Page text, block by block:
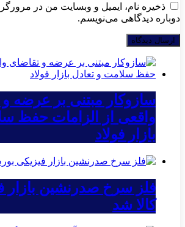
ذخیره نام، ایمیل و وبسایت من در
دوباره دیدگاهی می‌نویسم.
سازوکار مبتنی بر عرضه
واقعی از الزامات حفظ
بازار فولاد
فلز سرخ صدرنشین بازار
کالا شد